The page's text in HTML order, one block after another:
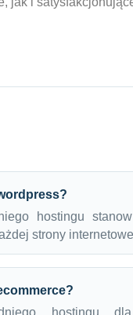
hostingu
strony
hostingu